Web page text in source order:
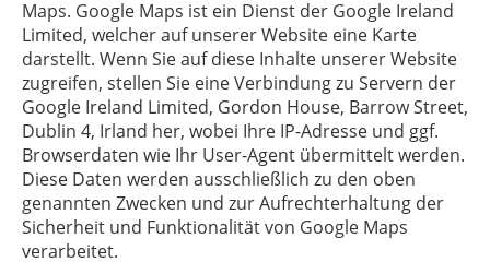
Maps. Google Maps ist ein Dienst der Google Ireland
Limited, welcher auf unserer Website eine Karte
darstellt. Wenn Sie auf diese Inhalte unserer Website
zugreifen, stellen Sie eine Verbindung zu Servern der
Google Ireland Limited, Gordon House, Barrow Street,
Dublin 4, Irland her, wobei Ihre IP-Adresse und ggf.
Browserdaten wie Ihr User-Agent übermittelt werden.
Diese Daten werden ausschließlich zu den oben
genannten Zwecken und zur Aufrechterhaltung der
Sicherheit und Funktionalität von Google Maps
verarbeitet.